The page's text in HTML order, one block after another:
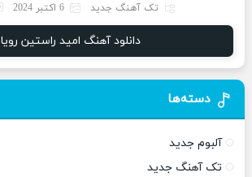
تک آهنگ جدید 6 اکتبر 2024
دانلود آهنگ امید راستین رویا
دسته‌ها
آلبوم جدید
تک آهنگ جدید